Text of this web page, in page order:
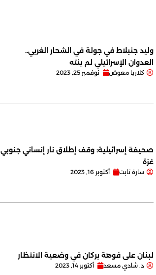
وليد جنبلاط في جولة في الشحار الغربي..
العدوان الإسرائيلي لم ينته
كلاريا معوض نوفمبر 25, 2023
صحيفة إسرائيلية: وقف إطلاق نار إنساني جنوبي
غزة
سارة تابت أكتوبر 16, 2023
لبنان على فوهة بركان في وضعية الانتظار
د. شادي مسعد أكتوبر 14, 2023